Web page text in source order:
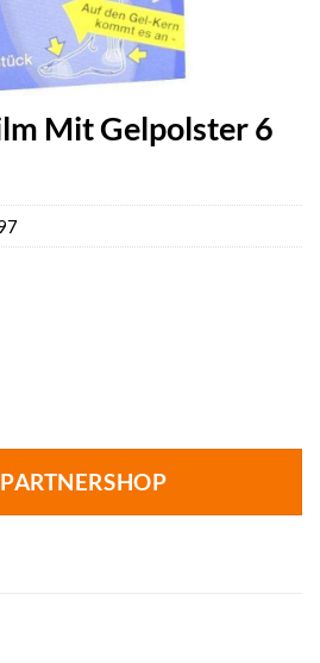
Mit Gelpolster 6